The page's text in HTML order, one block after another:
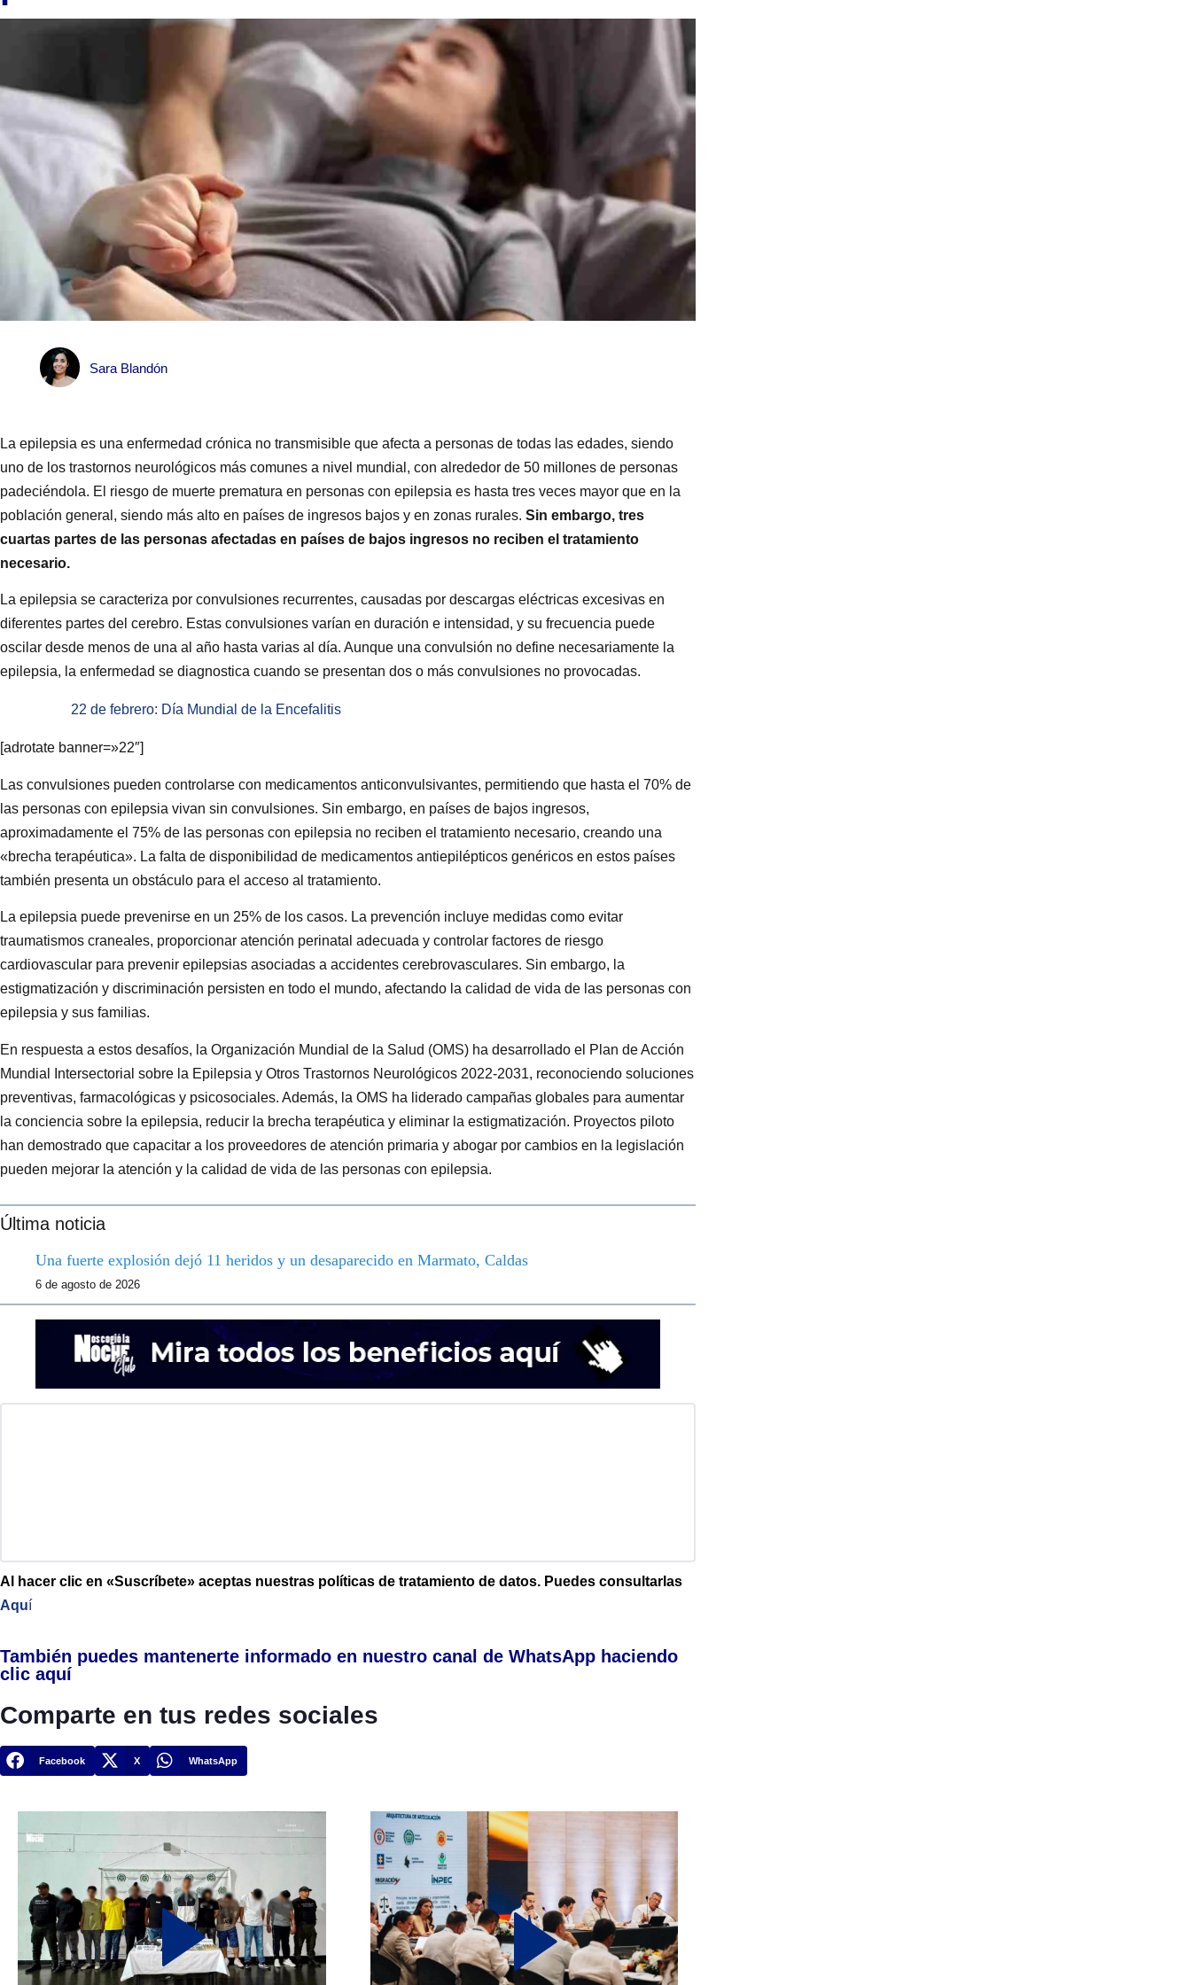
Sara Blandón
La epilepsia es una enfermedad crónica no transmisible que afecta a personas de todas las edades, siendo
uno de los trastornos neurológicos más comunes a nivel mundial, con alrededor de 50 millones de personas
padeciéndola. El riesgo de muerte prematura en personas con epilepsia es hasta tres veces mayor que en la
población general, siendo más alto en países de ingresos bajos y en zonas rurales. Sin embargo, tres
cuartas partes de las personas afectadas en países de bajos ingresos no reciben el tratamiento
necesario.
La epilepsia se caracteriza por convulsiones recurrentes, causadas por descargas eléctricas excesivas en
diferentes partes del cerebro. Estas convulsiones varían en duración e intensidad, y su frecuencia puede
oscilar desde menos de una al año hasta varias al día. Aunque una convulsión no define necesariamente la
epilepsia, la enfermedad se diagnostica cuando se presentan dos o más convulsiones no provocadas.
22 de febrero: Día Mundial de la Encefalitis
[adrotate banner=»22″]
Las convulsiones pueden controlarse con medicamentos anticonvulsivantes, permitiendo que hasta el 70% de
las personas con epilepsia vivan sin convulsiones. Sin embargo, en países de bajos ingresos,
aproximadamente el 75% de las personas con epilepsia no reciben el tratamiento necesario, creando una
«brecha terapéutica». La falta de disponibilidad de medicamentos antiepilépticos genéricos en estos países
también presenta un obstáculo para el acceso al tratamiento.
La epilepsia puede prevenirse en un 25% de los casos. La prevención incluye medidas como evitar
traumatismos craneales, proporcionar atención perinatal adecuada y controlar factores de riesgo
cardiovascular para prevenir epilepsias asociadas a accidentes cerebrovasculares. Sin embargo, la
estigmatización y discriminación persisten en todo el mundo, afectando la calidad de vida de las personas con
epilepsia y sus familias.
En respuesta a estos desafíos, la Organización Mundial de la Salud (OMS) ha desarrollado el Plan de Acción
Mundial Intersectorial sobre la Epilepsia y Otros Trastornos Neurológicos 2022-2031, reconociendo soluciones
preventivas, farmacológicas y psicosociales. Además, la OMS ha liderado campañas globales para aumentar
la conciencia sobre la epilepsia, reducir la brecha terapéutica y eliminar la estigmatización. Proyectos piloto
han demostrado que capacitar a los proveedores de atención primaria y abogar por cambios en la legislación
pueden mejorar la atención y la calidad de vida de las personas con epilepsia.
Última noticia
Una fuerte explosión dejó 11 heridos y un desaparecido en Marmato, Caldas
6 de agosto de 2026
Al hacer clic en «Suscríbete» aceptas nuestras políticas de tratamiento de datos. Puedes consultarlas
Aquí
También puedes mantenerte informado en nuestro canal de WhatsApp haciendo
clic aquí
Comparte en tus redes sociales
Facebook X WhatsApp